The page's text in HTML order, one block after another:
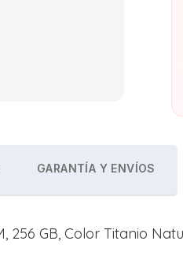
GARANTÍA Y ENVÍOS
256 GB, Color Titanio